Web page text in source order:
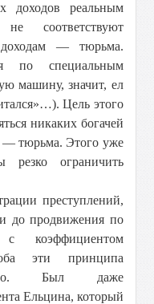
доходов реальным
соответствуют
доходам — тюрьма.
по специальным
машину, значит, ел
Цель этого
никаких богачей
— тюрьма. Этого уже
резко ограничить
преступлений,
до продвижения по
коэффициентом
эти принципа
Был даже
Ельцина, который